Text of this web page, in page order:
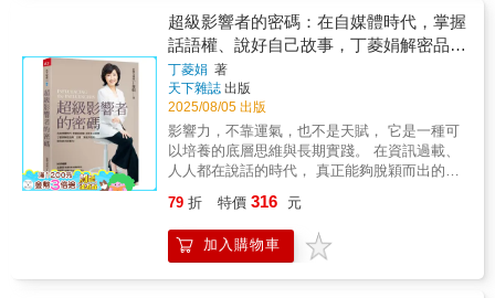
卻不中用』的理論知識！」——Zac Phua，馬
來西亞網上營銷專家「這本書是一個創業血淚
史，建議想創業、認識銷售藝術、把營銷效果
做到更好、真正使生意得到有效增長、從平平
無奇的打工仔生活中解放出來的你閲讀本
書。」——林作，前執業大律師「Nic讓我明
白，建立個人品牌不是炫耀成就，而是告訴大
家，一個普通人如何一步一步，通過堅持與努
力，達成自己的目標。」——Kenwat，網購創
業導師「Nic將多年來對營銷學的實戰心得集結
中的市場營銷例子。」——布偉傑，香港藝人
「我親眼目睹了Nic以及他幫助過的學生們在短
時間內取得了驚人的成就，我相信這套『簡煉
描繪顧客從「現在」到「未來」的轉變旅程。
2. 吸引會員：介紹「卓越循環」，透過幫助客
戶取得成果來產生成功故事，進而吸引更多人
加入。強調找到自己的「立場」與核心價值
觀，並專注於一個主要平台來建立內容與受眾
連結。提供內容創作技巧（如批次製作、多種
格式、短小精悍、長效性）和吸引潛在客戶的
工具（如懶人包PDF、問答指南）。有效的登
陸頁面標題應具體並點出痛點。同時，鼓勵
己的名單。3. 服務會員：介紹四種常見會員模
式：知識型、產品型、服務型和社群型。指出
人們退訂的主要原因之一是內容過多而感到不
知所措。提出「成功之路」的概念，透過設定
用在生活的方法，包含建立心態、自我定位、
生活規劃等。其後慢慢帶到組織行銷的專業概
念「啟動」、「複製」、「倍增」，以及如何
運用自身魅力、團隊的力量，去創造財富。此
外，與市面同類書籍較為不同的是，內容穿插
分享豐富的職場案例與問題思考作為指引，協
助讀者掌握章節核心的意涵，並且從中自我進
步。後段則聚焦於數位工具應用，包括
Facebook、Instagram、YouTube、TikTok、
ChatGPT與Canva的功能說明與實務應用，教
打造魅力行銷力。最後還有附上夾冊《組織行
銷啟動祕笈》，是作者匯聚多年經驗，幫助新
人快速啟動的心法書。
超級影響者的密碼：在自媒體時代，掌握
話語權、說好自己故事，丁菱娟解密品牌
×公關×溝通方程式，助你放大影響力！
丁菱娟 著
天下雜誌 出版
2025/08/05 出版
影響力，不靠運氣，也不是天賦， 它是一種可
以培養的底層思維與長期實踐。 在資訊過載、
人人都在說話的時代， 真正能夠脫穎而出的，
為你說好話」的人。 你是不是也曾經歷過： │
努力工作，穩定輸出，卻總是錯過升職機會？
│品牌形象無法擴散，空有好產品卻無人知
79 折 特價 316 元
加入購物車